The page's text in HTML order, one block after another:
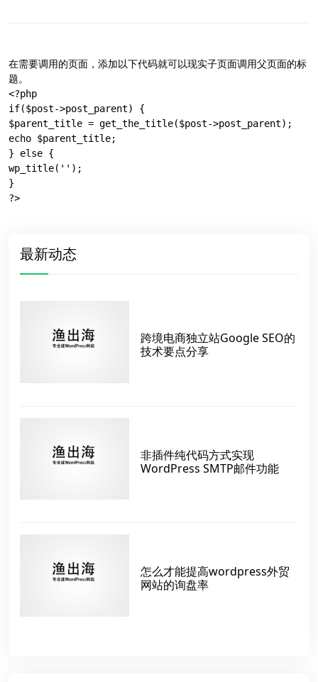
在需要调用的页面，添加以下代码就可以现实子页面调用父页面的标
题。
<?php
if($post->post_parent) {
$parent_title = get_the_title($post->post_parent);
echo $parent_title;
} else {
wp_title('');
}
?>
最新动态
跨境电商独立站Google SEO的
技术要点分享
非插件纯代码方式实现
WordPress SMTP邮件功能
怎么才能提高wordpress外贸
网站的询盘率